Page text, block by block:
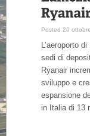
Posted 20
L’aeroporto
sedi di
Ryanair
sviluppo e
espansione
in Italia di 13